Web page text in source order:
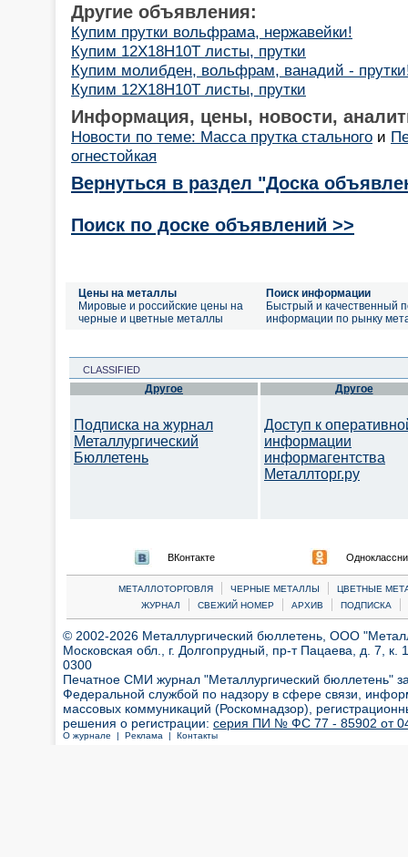
Другие объявления:
Купим прутки вольфрама, нержавейки!
Купим 12Х18Н10Т листы, прутки
Купим молибден, вольфрам, ванадий -
Купим 12Х18Н10Т листы, прутки
Информация, цены, новости,
Новости по теме: Масса прутка стального и
огнестойкая
Вернуться в раздел "Доска
Поиск по доске объявлений >>
Цены на металлы
Мировые и российские цены на
черные и цветные металлы
Поиск информации
Быстрый и качественный
информации по рынку
CLASSIFIED
Другое
Подписка на журнал
Металлургический
Бюллетень
Другое
Доступ к
информации
информагентства
Металлторг.ру
ВКонтакте
МЕТАЛЛОТОРГОВЛЯ | ЧЕРНЫЕ МЕТАЛЛЫ |
ЦВЕТНЫЕ
ЖУРНАЛ
| СВЕЖИЙ НОМЕР | АРХИВ | ПОДПИСКА |
© 2002-2026 Металлургический бюллетень, ООО
Московская обл., г. Долгопрудный, пр-т Пацаева, д. 7,
0300
Печатное СМИ журнал "Металлургический бюллетень"
Федеральной службой по надзору в сфере связи,
массовых коммуникаций (Роскомнадзор),
решения о регистрации: серия ПИ № ФС 77 - 85902 от 04
О журнале | Реклама | Контакты